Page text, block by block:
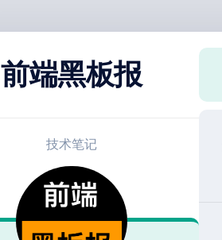
前端黑板报
技术笔记